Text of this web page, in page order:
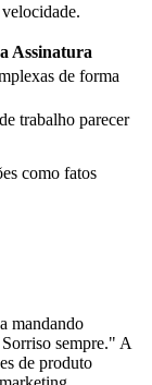
Assinatura
de forma
trabalho parecer
como fatos
mandando
sempre." A
de produto